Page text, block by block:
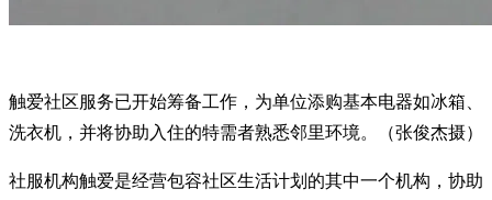
触爱社区服务已开始筹备工作，为单位添购基本电器如冰箱、
洗衣机，并将协助入住的特需者熟悉邻里环境。（张俊杰摄）
社服机构触爱是经营包容社区生活计划的其中一个机构，协助